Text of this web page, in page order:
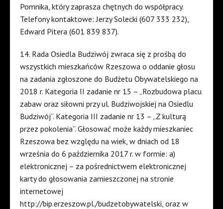
Pomnika, który zaprasza chętnych do współpracy.
Telefony kontaktowe: Jerzy Solecki (607 333 232),
Edward Pitera (601 839 837).
14. Rada Osiedla Budziwój zwraca się z prośbą do
wszystkich mieszkańców Rzeszowa o oddanie głosu
na zadania zgłoszone do Budżetu Obywatelskiego na
2018 r. Kategoria II zadanie nr 15 – „Rozbudowa placu
zabaw oraz siłowni przy ul. Budziwojskiej na Osiedlu
Budziwój”. Kategoria III zadanie nr 13 – „Z kulturą
przez pokolenia”. Głosować może każdy mieszkaniec
Rzeszowa bez względu na wiek, w dniach od 18
września do 6 października 2017 r. w formie: a)
elektronicznej – za pośrednictwem elektronicznej
karty do głosowania zamieszczonej na stronie
internetowej
http://bip.erzeszow.pl./budzetobywatelski, oraz w